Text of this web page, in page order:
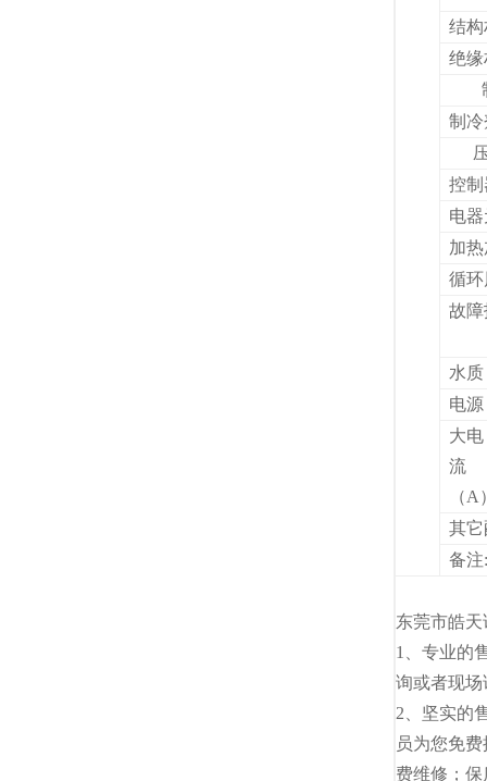
结
绝
制冷
控制
电
加
循
故
水质
电源
大电
流
（A
其
备注
东莞市皓
1、专业的
询或者现场
2、坚实的
员为您免
费维修；